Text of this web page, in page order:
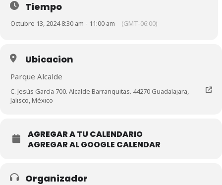
Tiempo
Octubre 13, 2024 8:30 am - 11:00 am (GMT-06:00)
Ubicacion
Parque Alcalde
C. Jesús García 700. Alcalde Barranquitas. 44270 Guadalajara,
Jalisco, México
AGREGAR A TU CALENDARIO
AGREGAR AL GOOGLE CALENDAR
Organizador